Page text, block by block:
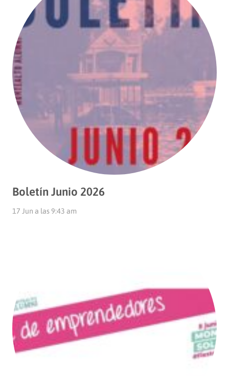
Boletín Junio 2026
17 Jun a las 9:43 am